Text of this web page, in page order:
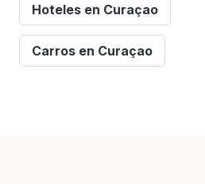
Hoteles en Curaçao
Carros en Curaçao